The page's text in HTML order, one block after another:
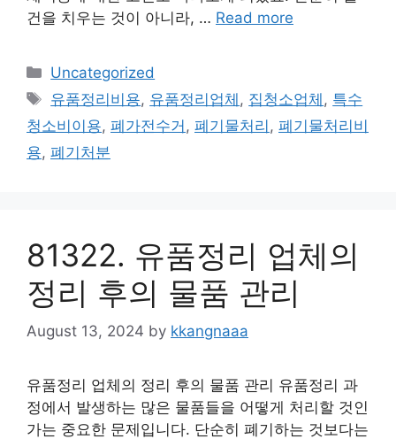
건을 치우는 것이 아니라, … Read more
Categories
Uncategorized
Tags
유품정리비용, 유품정리업체 , 집청소업체 , 특수
청소비이용, 폐가전수거 , 폐기물처리 , 폐기물처리비
용, 폐기처분
81322. 유품정리 업체의
정리 후의 물품 관리
August 13, 2024 by kkangnaaa
유품정리 업체의 정리 후의 물품 관리 유품정리 과
정에서 발생하는 많은 물품들을 어떻게 처리할 것인
가는 중요한 문제입니다. 단순히 폐기하는 것보다는